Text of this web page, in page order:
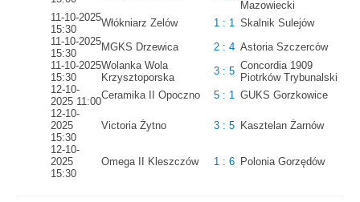
Mazowiecki
11-10-2025
15:30
Włókniarz Zelów 1 : 1 Skalnik Sulejów
11-10-2025
15:30
MGKS Drzewica 2 : 4 Astoria Szczerców
11-10-2025
15:30
Wolanka Wola
Krzysztoporska
3 : 5 Concordia 1909
Piotrków Trybunalski
12-10-
2025 11:00
Ceramika II Opoczno 5 : 1 GUKS Gorzkowice
12-10-
2025
15:30
Victoria Żytno 3 : 5 Kasztelan Żarnów
12-10-
2025
15:30
Omega II Kleszczów 1 : 6 Polonia Gorzędów